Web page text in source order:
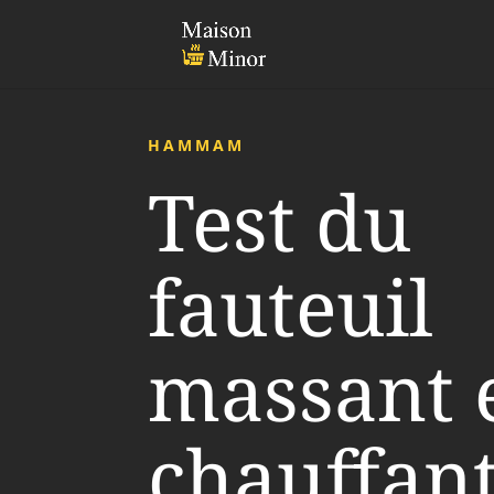
HAMMAM
Test du
fauteuil
massant